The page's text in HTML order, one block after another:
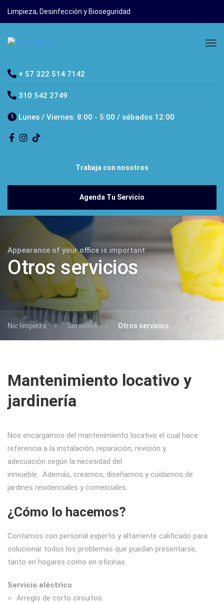
Limpieza, Desinfección y Bioseguridad
+ 57 322 514 7142
310 542 2749
Lunes / Viernes: 8:00 - 5:00 / sábados 12:00
Trabaja con nosotros
Agenda Tu Servicio
Appearance of your office is important
Otros servicios
Nic limpieza Servicios Otros servicios
Mantenimiento locativo y
jardinería
Nos encargamos del mantenimiento locativo el cual hace
referencia a la instalación, reparación, revisión y
adecuación según la necesidad del
inmueble. Además, creamos, diseñamos y cuidamos de
jardines residenciales y comerciales.
¿Cómo lo hacemos?
Contamos con personal experto y altamente calificado para
solucionar todos los problemas que puedan presentarse,
tanto en hogares como en oficinas.
Servicio eléctrico
Arreglo de corto circuitos.